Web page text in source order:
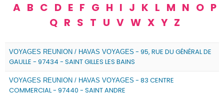
A B C D E F G H I J K L M N O P
Q R S T U V W X Y Z
VOYAGES REUNION / HAVAS VOYAGES - 95, RUE DU GÉNÉRAL DE
GAULLE - 97434 - SAINT GILLES LES BAINS
VOYAGES REUNION / HAVAS VOYAGES - 83 CENTRE
COMMERCIAL - 97440 - SAINT ANDRE